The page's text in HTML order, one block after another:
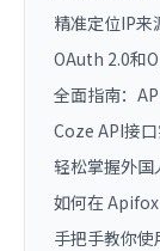
精准定位IP来
OAuth 2.0和
全面指南：
Coze API接
轻松掌握外
如何在 Apifox
手把手教你使